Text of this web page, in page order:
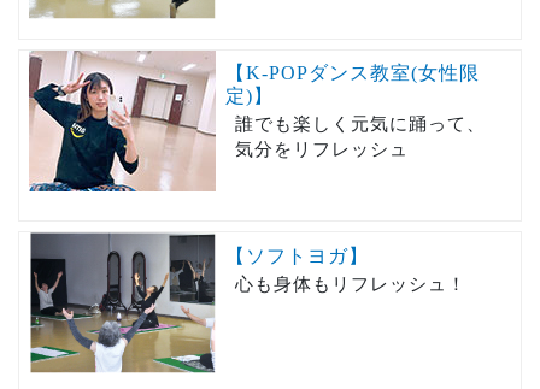
【K-POPダンス教室(女性限
定)】
誰でも楽しく元気に踊って、
気分をリフレッシュ
【ソフトヨガ】
心も身体もリフレッシュ！